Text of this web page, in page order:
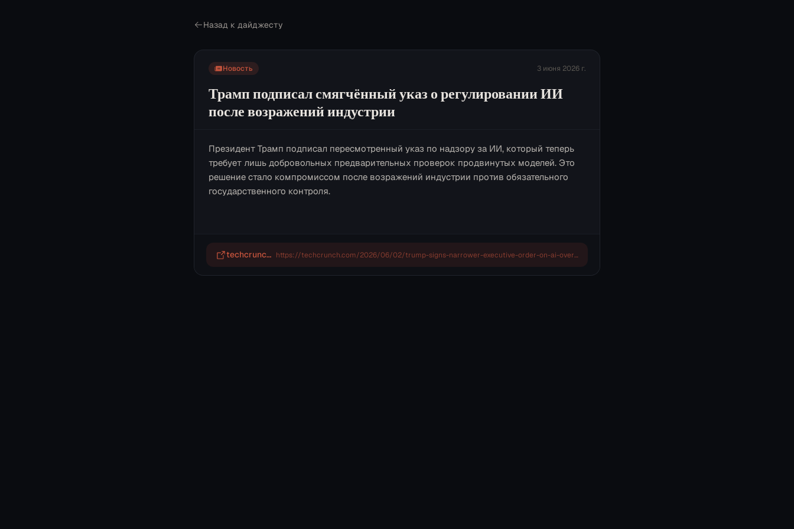
Назад к дайджесту
Новость 3 июня 2026 г.
Трамп подписал смягчённый указ о регулировании ИИ
после возражений индустрии
Президент Трамп подписал пересмотренный указ по надзору за ИИ, который теперь
требует лишь добровольных предварительных проверок продвинутых моделей. Это
решение стало компромиссом после возражений индустрии против обязательного
государственного контроля.
techcrunch.com https://techcrunch.com/2026/06/02/trump-signs-narrower-executive-order-on-ai-oversight-after-industry-objections/